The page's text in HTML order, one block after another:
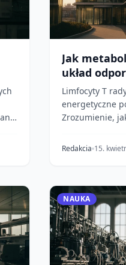
Jak
układ
Limfocyty T
energetyczne
Zrozumienie,
Redakcia 15.
NAUKA